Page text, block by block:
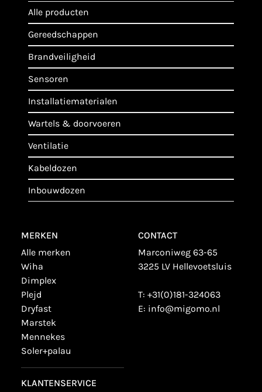
alle producten
gereedschappen
brandveiligheid
sensoren
installatiematerialen
wartels & doorvoeren
ventilatie
kabeldozen
inbouwdozen
MERKEN
alle merken
wiha
dimplex
plejd
dryfast
marstek
mennekes
soler+palau
KLANTENSERVICE
CONTACT
Marconiweg 63-65
3225 LV Hellevoetsluis
T: +31(0)181-324063
E: info@migomo.nl